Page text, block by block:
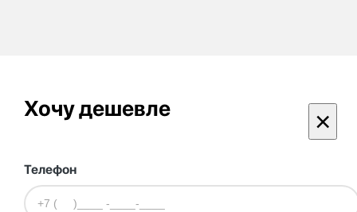
Хочу дешевле ×
Телефон